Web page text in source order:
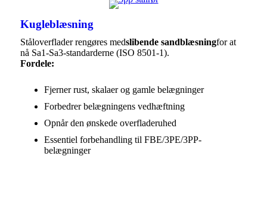
Kugleblæsning
Ståloverflader rengøres medslibende sandblæsningfor at
nå Sa1-Sa3-standarderne (ISO 8501-1).
Fordele:
Fjerner rust, skalaer og gamle belægninger
Forbedrer belægningens vedhæftning
Opnår den ønskede overfladeruhed
Essentiel forbehandling til FBE/3PE/3PP-
belægninger